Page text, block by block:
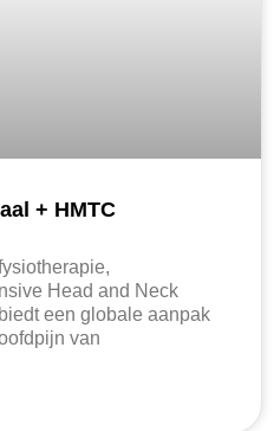
+ HMTC
Head and Neck
een globale aanpak
van